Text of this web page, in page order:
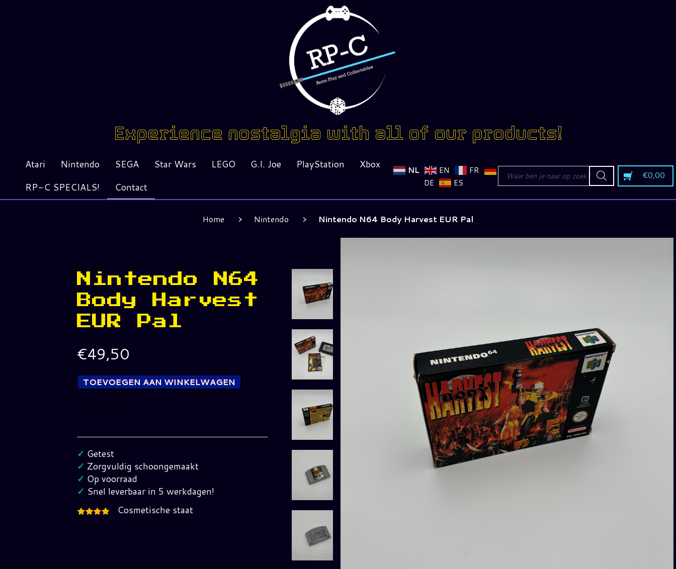
Experience nostalgia with all of our products!
Atari Nintendo SEGA Star Wars LEGO G.I. Joe PlayStation
Xbox
RP-C SPECIALS!
Contact
NL EN
FR
DE
ES
Producten
zoeken €0,00
Home Nintendo Nintendo N64 Body Harvest EUR Pal
Nintendo N64
Body Harvest
EUR Pal
€49,50
TOEVOEGEN AAN WINKELWAGEN
1 op voorraad
N64
Body
Harvest
EUR
Pal
✓ Getest
✓ Zorgvuldig schoongemaakt
✓ Op voorraad
✓ Snel leverbaar in 5 werkdagen!
Cosmetische staat